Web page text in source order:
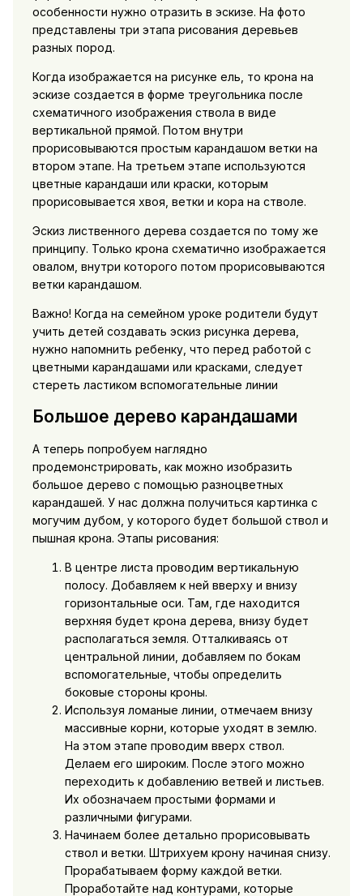
особенности нужно отразить в эскизе. На фото
представлены три этапа рисования деревьев
разных пород.
Когда изображается на рисунке ель, то крона на
эскизе создается в форме треугольника после
схематичного изображения ствола в виде
вертикальной прямой. Потом внутри
прорисовываются простым карандашом ветки на
втором этапе. На третьем этапе используются
цветные карандаши или краски, которым
прорисовывается хвоя, ветки и кора на стволе.
Эскиз лиственного дерева создается по тому же
принципу. Только крона схематично изображается
овалом, внутри которого потом прорисовываются
ветки карандашом.
Важно! Когда на семейном уроке родители будут
учить детей создавать эскиз рисунка дерева,
нужно напомнить ребенку, что перед работой с
цветными карандашами или красками, следует
стереть ластиком вспомогательные линии
Большое дерево карандашами
А теперь попробуем наглядно
продемонстрировать, как можно изобразить
большое дерево с помощью разноцветных
карандашей. У нас должна получиться картинка с
могучим дубом, у которого будет большой ствол и
пышная крона. Этапы рисования:
В центре листа проводим вертикальную
полосу. Добавляем к ней вверху и внизу
горизонтальные оси. Там, где находится
верхняя будет крона дерева, внизу будет
располагаться земля. Отталкиваясь от
центральной линии, добавляем по бокам
вспомогательные, чтобы определить
боковые стороны кроны.
Используя ломаные линии, отмечаем внизу
массивные корни, которые уходят в землю.
На этом этапе проводим вверх ствол.
Делаем его широким. После этого можно
переходить к добавлению ветвей и листьев.
Их обозначаем простыми формами и
различными фигурами.
Начинаем более детально прорисовывать
ствол и ветки. Штрихуем крону начиная снизу.
Прорабатываем форму каждой ветки.
Проработайте над контурами, которые